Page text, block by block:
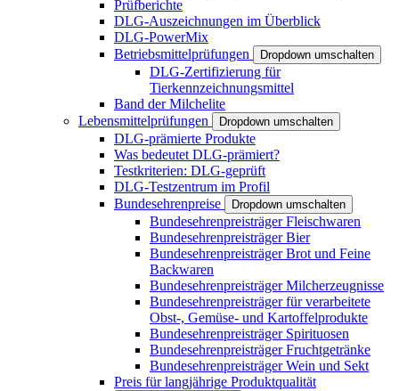
Prüfberichte
DLG-Auszeichnungen im Überblick
DLG-PowerMix
Betriebsmittelprüfungen
Dropdown umschalten
DLG-Zertifizierung für
Tierkennzeichnungsmittel
Band der Milchelite
Lebensmittelprüfungen
Dropdown umschalten
DLG-prämierte Produkte
Was bedeutet DLG-prämiert?
Testkriterien: DLG-geprüft
DLG-Testzentrum im Profil
Bundesehrenpreise
Dropdown umschalten
Bundesehrenpreisträger Fleischwaren
Bundesehrenpreisträger Bier
Bundesehrenpreisträger Brot und Feine
Backwaren
Bundesehrenpreisträger Milcherzeugnisse
Bundesehrenpreisträger für verarbeitete
Obst-, Gemüse- und Kartoffelprodukte
Bundesehrenpreisträger Spirituosen
Bundesehrenpreisträger Fruchtgetränke
Bundesehrenpreisträger Wein und Sekt
Preis für langjährige Produktqualität